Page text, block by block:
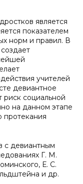
является
показателем
норм и правил. В
учителей
девиантное
риск социальной
на данном этапе
протекания
с девиантным
Г. М.
Е. С.
и др.